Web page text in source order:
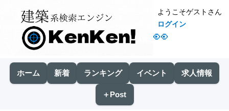
👀
ようこそゲストさん
ログイン
ホーム 新着 ランキング イベント 求人情報
＋Post